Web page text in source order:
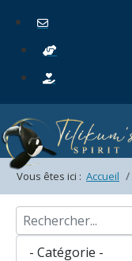
Vous êtes ici : Accueil